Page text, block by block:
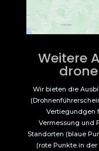
Weitere
Wir bieten die
Vertiegundgen
Vermessung und
Standorten (blaue
(rote Punkte in